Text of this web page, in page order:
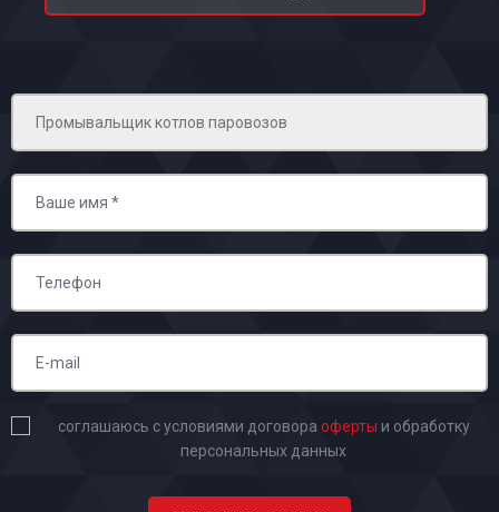
соглашаюсь с условиями договора оферты и обработку
персональных данных